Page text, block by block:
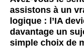
assistons à un
logique : l’IA
davantage un
simple choix de